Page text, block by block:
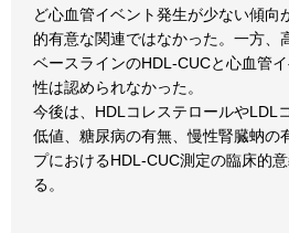
ど心血管イベント発生が少ない傾向
的有意な関連ではなかった。一方、
ベースラインのHDL-CUCと心血管
性は認められなかった。
今後は、HDLコレステロールやLDL
低値、糖尿病の有無、慢性腎臓蚋の
プにおけるHDL-CUC測定の臨床的
る。